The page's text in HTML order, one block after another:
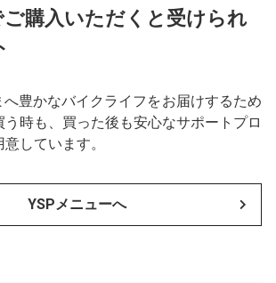
ご購入いただくと受けられ
豊かなバイクライフをお届けするため
時も、買った後も安心なサポートプロ
しています。
YSPメニューへ